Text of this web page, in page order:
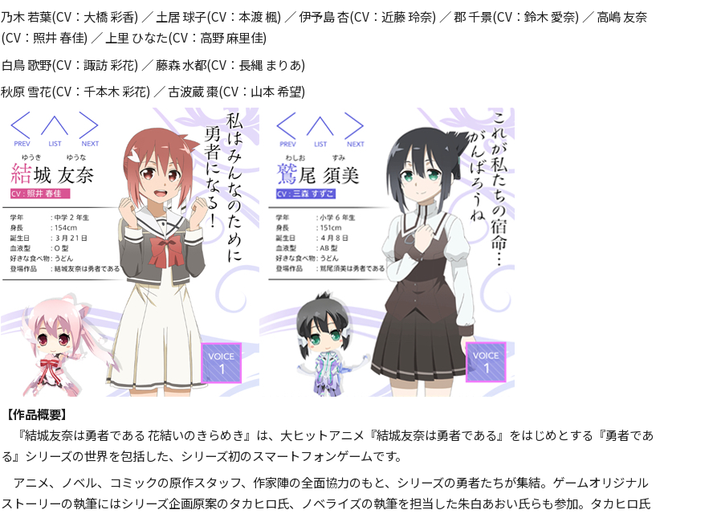
乃木 若葉(CV ：大橋 彩香) ／ 土居 球子(CV ：本渡 楓) ／ 伊予島 杏(CV ：近藤 玲奈) ／ 郡 千景(CV ：鈴木 愛奈) ／ 高嶋 友奈
(CV ：照井 春佳) ／ 上里 ひなた(CV ：高野 麻里佳)
白鳥 歌野(CV ：諏訪 彩花) ／ 藤森 水都(CV ：長縄 まりあ)
秋原 雪花(CV ：千本木 彩花) ／ 古波蔵 棗(CV ：山本 希望)
【作品概要】
『結城友奈は勇者である 花結いのきらめき』は、大ヒットアニメ『結城友奈は勇者である』をはじめとする『勇者であ
る』シリーズの世界を包括した、シリーズ初のスマートフォンゲームです。
アニメ、ノベル、コミックの原作スタッフ、作家陣の全面協力のもと、シリーズの勇者たちが集結。ゲームオリジナル
ストーリーの執筆にはシリーズ企画原案のタカヒロ氏、ノベライズの執筆を担当した朱白あおい氏らも参加。タカヒロ氏